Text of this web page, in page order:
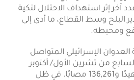
آخر إثر استهداف الاحتلال لتكية
البلح وسط القطاع، ما أدى إلى
ومحيطه.
الإسرائيلي المتواصل
من تشرين الأول/ أكتوبر
2023 إلى 57,418 شهيدًا و136,261 مصابًا، في ظل